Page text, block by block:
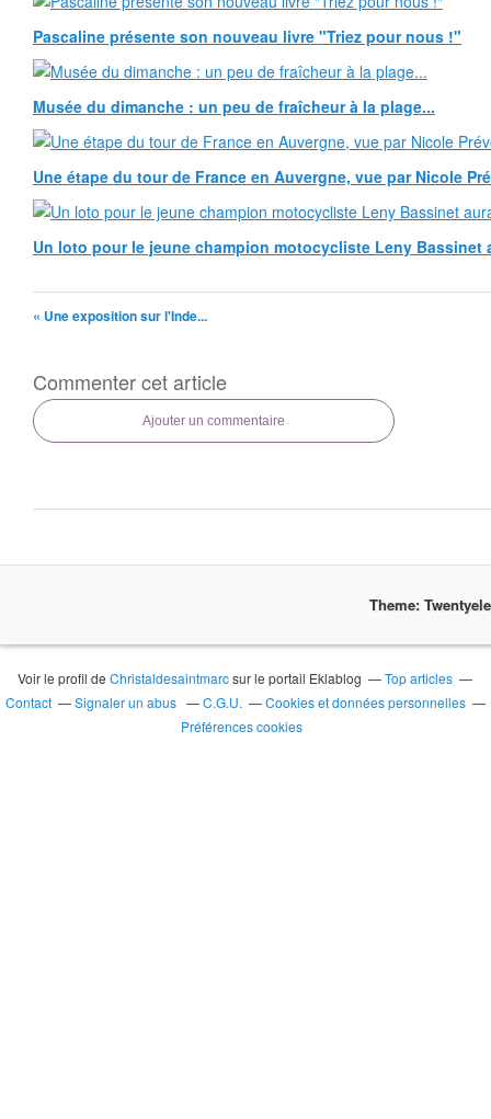
Pascaline présente son nouveau livre "Triez pour nous !"
Musée du dimanche : un peu de fraîcheur à la plage...
Une étape du tour de France en Auvergne, vue par Nicole
Un loto pour le jeune champion motocycliste Leny Bassinet
« Une exposition sur l'Inde...
Commenter cet article
Ajouter un commentaire
Theme:
Voir le profil deChristaldesaintmarcsur le portail Eklablog
Top articles
Contact
Signaler un abus C.G.U.
Cookies et données personnelles
Préférences cookies